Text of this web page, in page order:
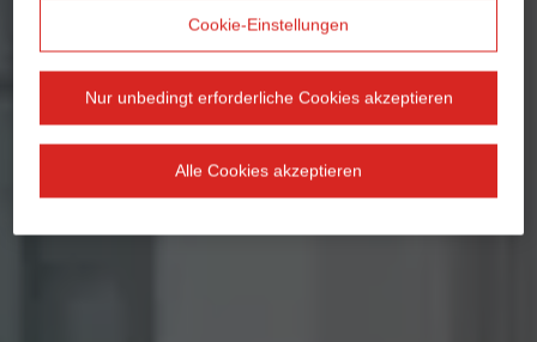
Cookie-Einstellungen
Nur unbedingt erforderliche Cookies akzeptieren
Alle Cookies akzeptieren